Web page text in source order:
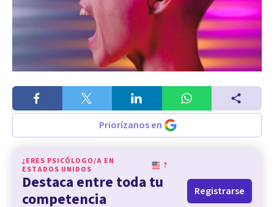
Priorízanos en
¿ERES PSICÓLOGO/A EN
ESTADOS UNIDOS
?
Destaca entre toda tu
competencia
Registrarse